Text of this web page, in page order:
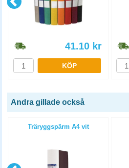
41.10 kr
KÖP
Andra gillade också
Träryggspärm A4 vit